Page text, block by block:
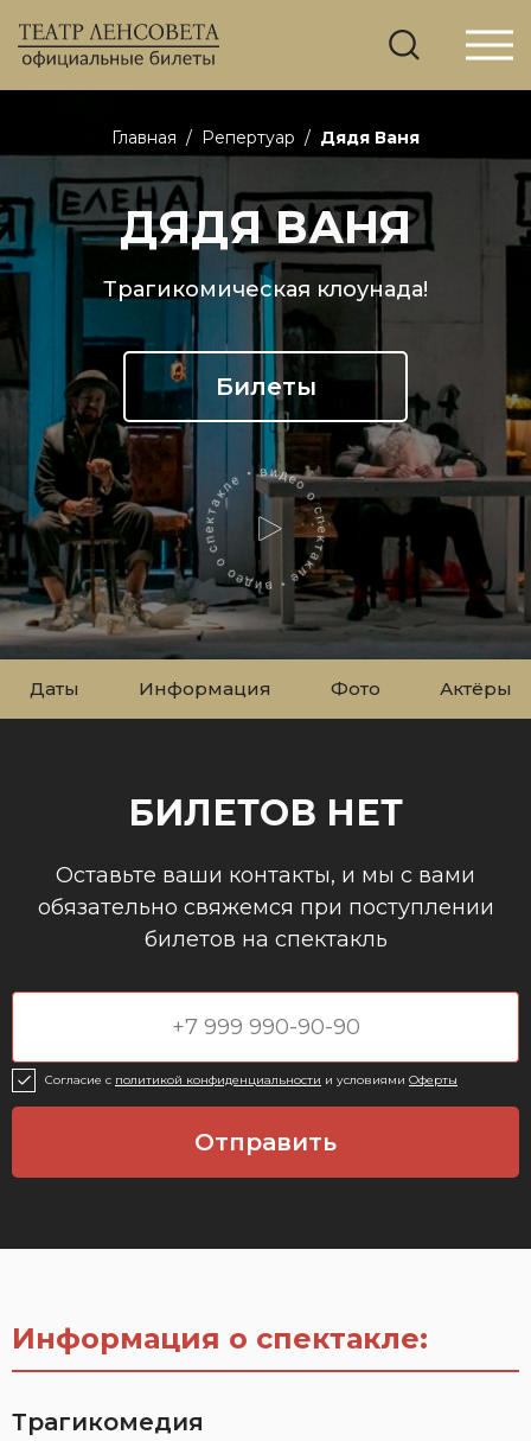
Главная / Репертуар / Дядя Ваня
ДЯДЯ ВАНЯ
Трагикомическая клоунада!
Билеты
Даты Информация Фото Актёры
БИЛЕТОВ НЕТ
Оставьте ваши контакты, и мы с вами
обязательно свяжемся при поступлении
билетов на спектакль
Согласие c политикой конфиденциальности и условиями Оферты
Отправить
Информация о спектакле:
Трагикомедия